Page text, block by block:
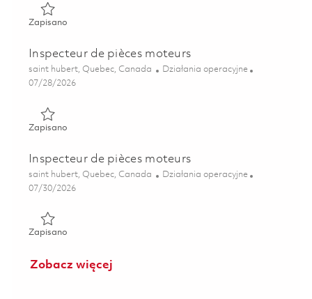
ZapisanoZapisano Inspecteur de pièces moteurs 01850089
Inspecteur de pièces moteurs
Lokalizacja
saint hubert, Quebec, Canada Kategoria
Działania operacyjne
Posted Date
07/28/2026
ZapisanoZapisano Inspecteur de pièces moteurs 01859353
Inspecteur de pièces moteurs
Lokalizacja
saint hubert, Quebec, Canada Kategoria
Działania operacyjne
Posted Date
07/30/2026
ZapisanoZapisano Inspecteur de pièces moteurs 01828310
Zobacz więcej